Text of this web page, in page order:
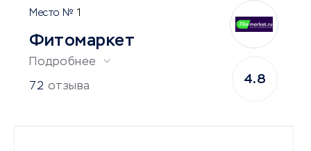
1
Фитомаркет
Подробнее
72 отзыва
4.8